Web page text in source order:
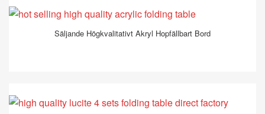
Säljande Högkvalitativt Akryl Hopfällbart Bord